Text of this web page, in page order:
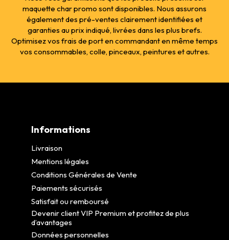
maquette char promo sont disponibles. Nous assurons
également des pré-ventes clairement identifiées et
garanties au prix indiqué, livrées dans les plus brefs.
Optimisez vos frais de port en commandant en même temps
vos consommables, colle, pinceaux, peintures et autres.
Informations
Livraison
Mentions légales
Conditions Générales de Vente
Paiements sécurisés
Satisfait ou remboursé
Devenir client VIP Premium et profitez de plus
d’avantages
Données personnelles